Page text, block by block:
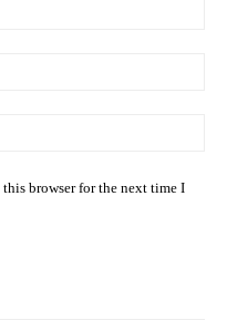
browser for the next time I